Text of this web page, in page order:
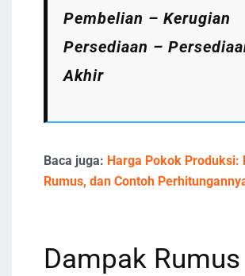
Pembelian – Kerugian
Persediaan –
Akhir
Baca juga: Harga Pokok Produksi:
Rumus, dan Contoh
Dampak